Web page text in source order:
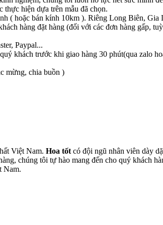
thực hiện dựa trên mẫu đã chọn.
( hoặc bán kính 10km ). Riêng Long Biên,
hàng đặt hàng (đối với các đơn hàng gấp,
Paypal...
khách trước khi giao hàng 30 phút(qua zalo
mừng, chia buồn )
Việt Nam. Hoa tốt có đội ngũ nhân viên dày
chúng tôi tự hào mang đến cho quý khách
Nam.